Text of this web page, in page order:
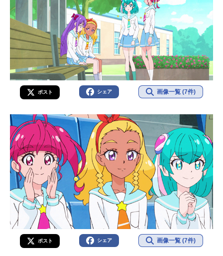
ポスト シェア 画像一覧 (7件)
ポスト シェア 画像一覧 (7件)